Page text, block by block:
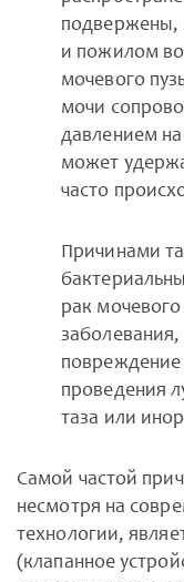
подвержены,
и пожилом
мочевого
мочи
давлением
может
часто
Причинами
рак
повреждение
проведения
таза или
Самой частой
несмотря на
технологии,
(клапанное